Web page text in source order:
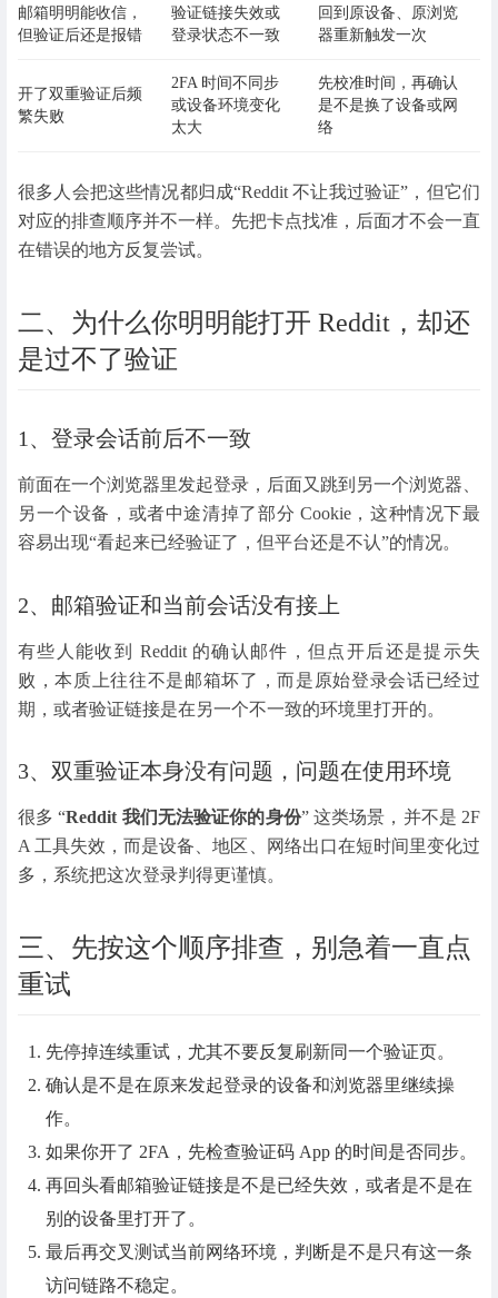
邮箱明明能收信，
但验证后还是报错
验证链接失效或
登录状态不一致
回到原设备、原浏览
器重新触发一次
开了双重验证后频
繁失败
2FA 时间不同步
或设备环境变化
太大
先校准时间，再确认
是不是换了设备或网
络
很多人会把这些情况都归成“Reddit 不让我过验证”，但它们
对应的排查顺序并不一样。先把卡点找准，后面才不会一直
在错误的地方反复尝试。
二、为什么你明明能打开 Reddit，却还
是过不了验证
1、登录会话前后不一致
前面在一个浏览器里发起登录，后面又跳到另一个浏览器、
另一个设备，或者中途清掉了部分 Cookie，这种情况下最
容易出现“看起来已经验证了，但平台还是不认”的情况。
2、邮箱验证和当前会话没有接上
有些人能收到 Reddit 的确认邮件，但点开后还是提示失
败，本质上往往不是邮箱坏了，而是原始登录会话已经过
期，或者验证链接是在另一个不一致的环境里打开的。
3、双重验证本身没有问题，问题在使用环境
很多 “Reddit 我们无法验证你的身份” 这类场景，并不是 2F
A 工具失效，而是设备、地区、网络出口在短时间里变化过
多，系统把这次登录判得更谨慎。
三、先按这个顺序排查，别急着一直点
重试
先停掉连续重试，尤其不要反复刷新同一个验证页。
确认是不是在原来发起登录的设备和浏览器里继续操
作。
如果你开了 2FA，先检查验证码 App 的时间是否同步。
再回头看邮箱验证链接是不是已经失效，或者是不是在
别的设备里打开了。
最后再交叉测试当前网络环境，判断是不是只有这一条
访问链路不稳定。